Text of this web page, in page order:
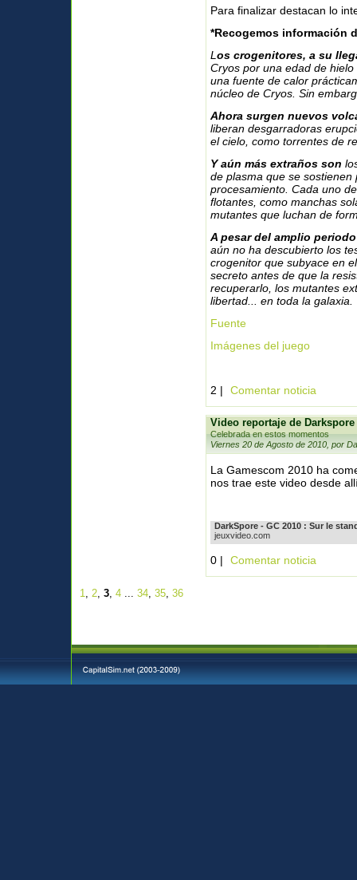
Para finalizar destacan lo
*Recogemos información
L os crogenitores, a su
Cryos por una edad de
una fuente de calor
núcleo de Cryos. Sin
Ahora surgen nuevos
liberan desgarradoras
el cielo, como torrentes de
Y aún más extraños son
de plasma que se
procesamiento. Cada uno
flotantes, como manchas
mutantes que luchan de
A pesar del amplio
aún no ha descubierto los
crogenitor que subyace en
secreto antes de que la
recuperarlo, los mutantes
libertad... en toda la galaxia.
Fuente
Imágenes del juego
2 | Comentar noticia
Video reportaje de
Celebrada en estos momentos
Viernes 20 de Agosto de 2010, por
La Gamescom 2010 ha
nos trae este video desde
DarkSpore - GC 2010 : Sur le
jeuxvideo.com
0 | Comentar noticia
1, 2, 3, 4 ... 34, 35, 36